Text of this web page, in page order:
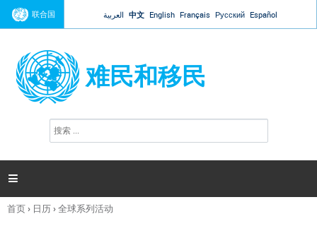
Jump to navigation
联合国 العربية 中文 English Français Русский Español
难民和移民
搜
索

你
首页› 日历›全球系列活动